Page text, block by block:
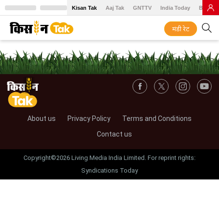
Kisan Tak Aaj Tak GNTTV India Today BT
मंडी रेट
About us Privacy Policy
Terms and Conditions
Contact us
Copyright©2026 Living Media India Limited. For reprint rights:
Syndications Today